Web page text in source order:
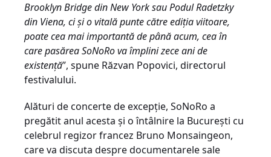
Brooklyn Bridge din New York sau Podul Radetzky
din Viena, ci și o vitală punte către ediția viitoare,
poate cea mai importantă de până acum, cea în
care pasărea SoNoRo va împlini zece ani de
existență”, spune Răzvan Popovici, directorul
festivalului.
Alături de concerte de excepție, SoNoRo a
pregătit anul acesta și o întâlnire la București cu
celebrul regizor francez Bruno Monsaingeon,
care va discuta despre documentarele sale